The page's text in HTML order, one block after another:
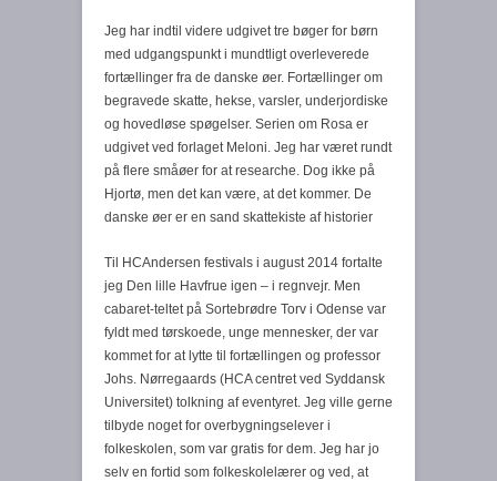
Jeg har indtil videre udgivet tre bøger for børn
med udgangspunkt i mundtligt overleverede
fortællinger fra de danske øer. Fortællinger om
begravede skatte, hekse, varsler, underjordiske
og hovedløse spøgelser. Serien om Rosa er
udgivet ved forlaget Meloni. Jeg har været rundt
på flere småøer for at researche. Dog ikke på
Hjortø, men det kan være, at det kommer. De
danske øer er en sand skattekiste af historier
Til HCAndersen festivals i august 2014 fortalte
jeg Den lille Havfrue igen – i regnvejr. Men
cabaret-teltet på Sortebrødre Torv i Odense var
fyldt med tørskoede, unge mennesker, der var
kommet for at lytte til fortællingen og professor
Johs. Nørregaards (HCA centret ved Syddansk
Universitet) tolkning af eventyret. Jeg ville gerne
tilbyde noget for overbygningselever i
folkeskolen, som var gratis for dem. Jeg har jo
selv en fortid som folkeskolelærer og ved, at